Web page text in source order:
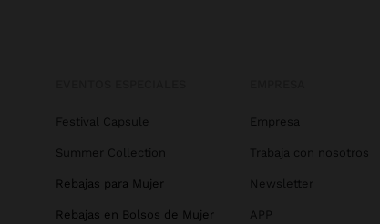
Festival Capsule
Summer Collection
Rebajas para Mujer
Rebajas en Bolsos de Mujer
Empresa
Trabaja con nosotros
Newsletter
APP